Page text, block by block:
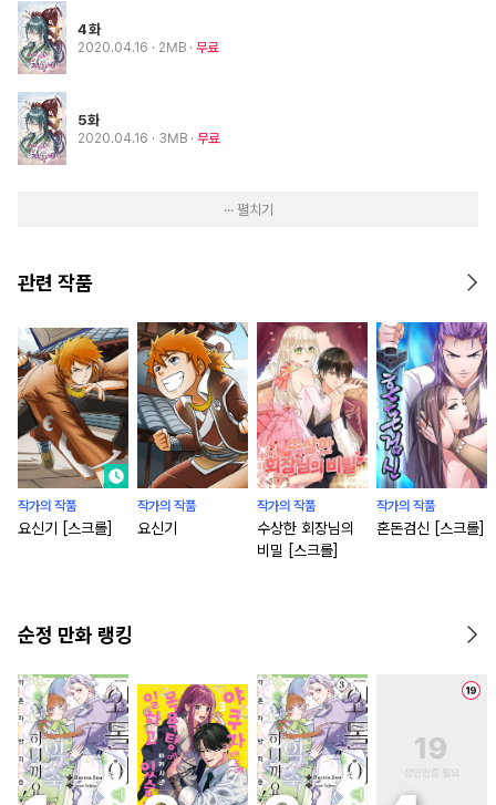
4화
2020.04.16 · 2MB 무료
5화
2020.04.16 · 3MB 무료
··· 펼치기
관련 작품
작가의 작품
요신기 [스크롤]
작가의 작품
요신기
작가의 작품
수상한 회장님의
비밀 [스크롤]
작가의 작품
혼돈검신 [스크롤]
순정 만화 랭킹